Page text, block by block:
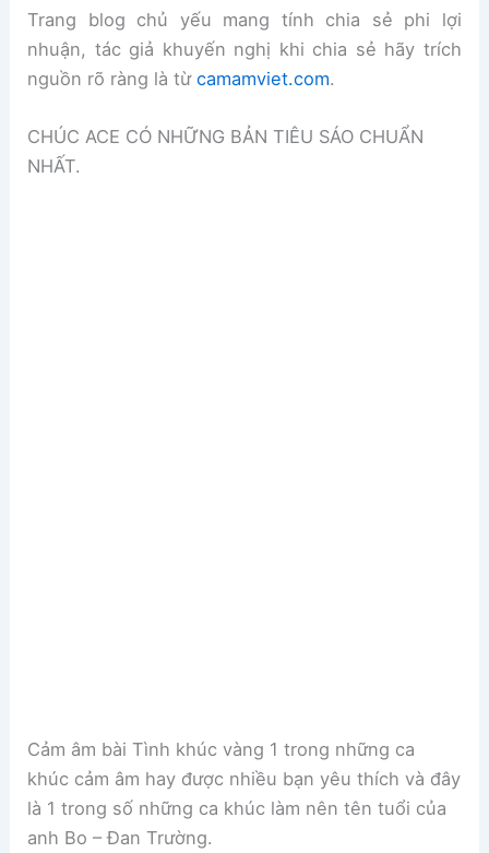
Trang blog chủ yếu mang tính chia sẻ phi lợi
nhuận, tác giả khuyến nghị khi chia sẻ hãy trích
nguồn rõ ràng là từcamamviet.com.
CHÚC ACE CÓ NHỮNG BẢN TIÊU SÁO CHUẨN
NHẤT.
Cảm âm bài Tình khúc vàng 1 trong những ca
khúc cảm âm hay được nhiều bạn yêu thích và đây
là 1 trong số những ca khúc làm nên tên tuổi của
anh Bo – Đan Trường.